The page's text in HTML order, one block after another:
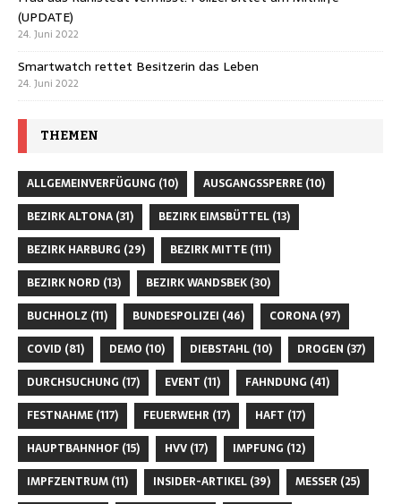
(UPDATE)
24. Juni 2022
Smartwatch rettet Besitzerin das Leben
24. Juni 2022
THEMEN
ALLGEMEINVERFÜGUNG (10) AUSGANGSSPERRE (10)
BEZIRK ALTONA (31) BEZIRK EIMSBÜTTEL (13)
BEZIRK HARBURG (29) BEZIRK MITTE (111)
BEZIRK NORD (13) BEZIRK WANDSBEK (30)
BUCHHOLZ (11) BUNDESPOLIZEI (46) CORONA (97)
COVID (81) DEMO (10) DIEBSTAHL (10) DROGEN (37)
DURCHSUCHUNG (17) EVENT (11) FAHNDUNG (41)
FESTNAHME (117) FEUERWEHR (17) HAFT (17)
HAUPTBAHNHOF (15) HVV (17) IMPFUNG (12)
IMPFZENTRUM (11) INSIDER-ARTIKEL (39) MESSER (25)